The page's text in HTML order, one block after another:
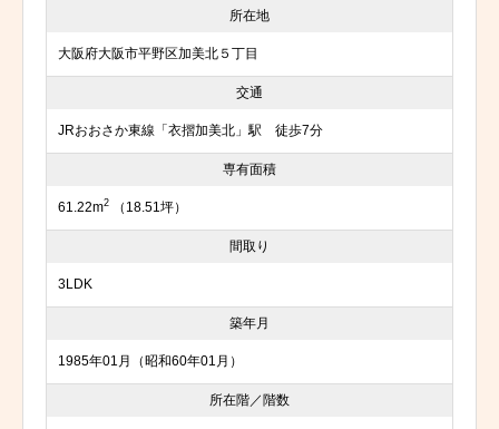
所在地
大阪府大阪市平野区加美北５丁目
交通
JRおおさか東線「衣摺加美北」駅 徒歩7分
専有面積
61.22m2 （18.51坪）
間取り
3LDK
築年月
1985年01月（昭和60年01月）
所在階／階数